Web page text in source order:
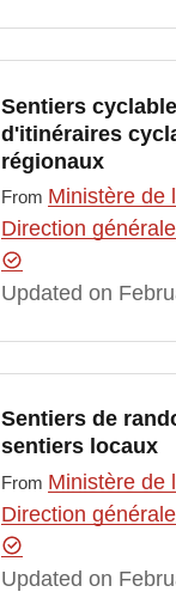
Sentiers
d'itinéraires
régionaux
From Ministère de
Direction
Updated on
Sentiers de
sentiers locaux
From Ministère de
Direction
Updated on